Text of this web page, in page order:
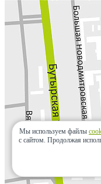
Мы используем файлы
с сайтом. Продолжая